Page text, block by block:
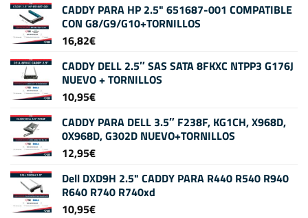
CADDY PARA HP 2.5" 651687-001 COMPATIBLE
CON G8/G9/G10+TORNILLOS
16,82€
CADDY DELL 2.5″ SAS SATA 8FKXC NTPP3 G176J
NUEVO + TORNILLOS
10,95€
CADDY PARA DELL 3.5″ F238F, KG1CH, X968D,
0X968D, G302D NUEVO+TORNILLOS
12,95€
Dell DXD9H 2.5" CADDY PARA R440 R540 R940
R640 R740 R740xd
10,95€